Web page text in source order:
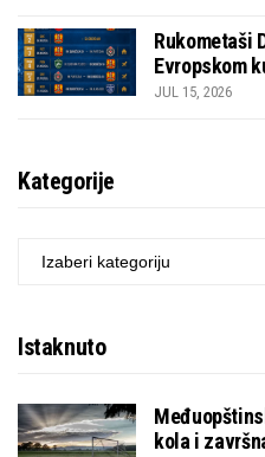
Rukometaši
Evropskom
JUL 15, 2026
Kategorije
KATEGORIJE
Istaknuto
kola i